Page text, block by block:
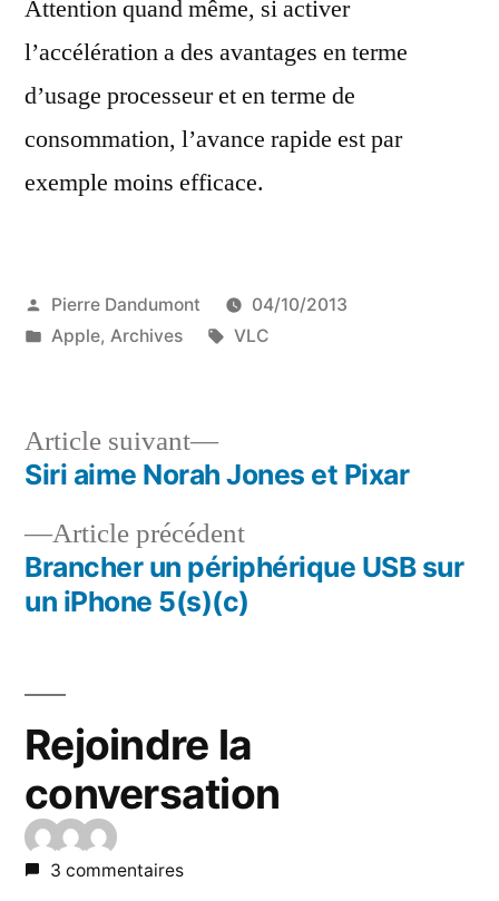
Attention quand même, si activer
l’accélération a des avantages en terme
d’usage processeur et en terme de
consommation, l’avance rapide est par
exemple moins efficace.
Publié
par
Pierre Dandumont
04/10/2013
Publié
Apple, Archives Étiquettes :
VLC
Navigation
de
l’article
Article précédentArticle
précédent :
Brancher un périphérique USB sur
un iPhone 5(s)(c)
Article suivant
Article
suivant :
Siri aime Norah Jones et Pixar
Rejoindre la
conversation
3 commentaires